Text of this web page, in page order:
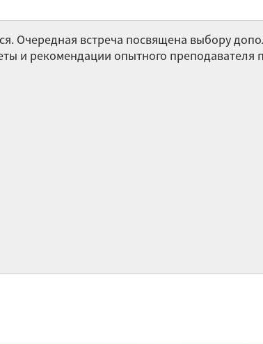
Путешествие по
Очередная встреча посвящена выбору
и рекомендации опытного